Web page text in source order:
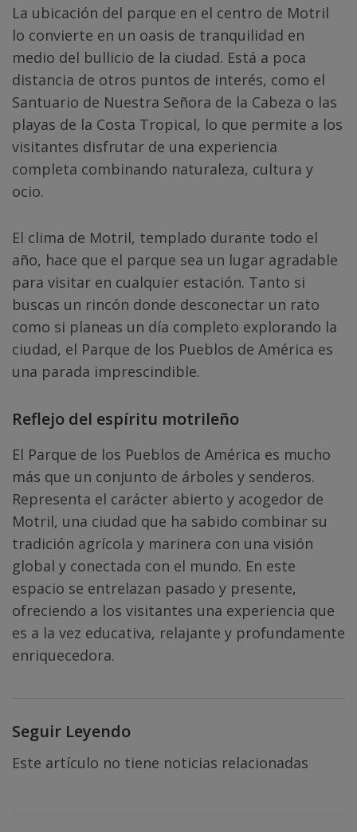
La ubicación del parque en el centro de Motril
lo convierte en un oasis de tranquilidad en
medio del bullicio de la ciudad. Está a poca
distancia de otros puntos de interés, como el
Santuario de Nuestra Señora de la Cabeza o las
playas de la Costa Tropical, lo que permite a los
visitantes disfrutar de una experiencia
completa combinando naturaleza, cultura y
ocio.
El clima de Motril, templado durante todo el
año, hace que el parque sea un lugar agradable
para visitar en cualquier estación. Tanto si
buscas un rincón donde desconectar un rato
como si planeas un día completo explorando la
ciudad, el Parque de los Pueblos de América es
una parada imprescindible.
Reflejo del espíritu motrileño
El Parque de los Pueblos de América es mucho
más que un conjunto de árboles y senderos.
Representa el carácter abierto y acogedor de
Motril, una ciudad que ha sabido combinar su
tradición agrícola y marinera con una visión
global y conectada con el mundo. En este
espacio se entrelazan pasado y presente,
ofreciendo a los visitantes una experiencia que
es a la vez educativa, relajante y profundamente
enriquecedora.
Seguir Leyendo
Este artículo no tiene noticias relacionadas